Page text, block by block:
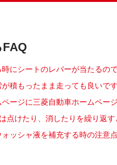
FAQ
にシートのレバーが当たるの
積もったまま走っても良いで
ージに三菱自動車ホームペー
点けたり、消したりを繰り返
ッシャ液を補充する時の注意